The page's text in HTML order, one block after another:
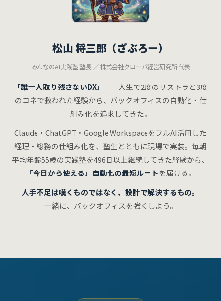
松山 将三郎（ざぶろー）
みんなのAI実践塾 塾長 ／ 株式会社クローバ経営研究所 代表
「誰一人取り残さないDX」 ——人生で2度のリストラと3度
のコネで救われた経験から、バックオフィスの自動化・仕
組み化を追求してきた。
Claude・ChatGPT・Google WorkspaceをフルAI活用した
経理・総務の仕組み化を、塾生とともに現場で実装。毎朝
平均年齢55歳の実践塾を496日以上継続してきた経験から、
「今日から使える」自動化の最短ルートを届ける。
人手不足は嘆くものではなく、設計で解決するもの。
一緒に、バックオフィスを強くしよう。